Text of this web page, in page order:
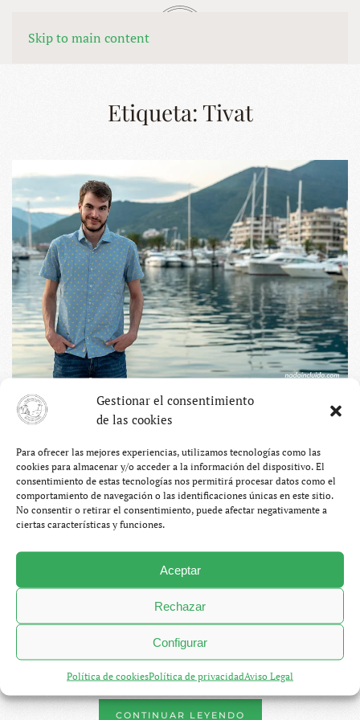
Gestionar el consentimiento
de las cookies
Para ofrecer las mejores experiencias, utilizamos tecnologías como las
cookies para almacenar y/o acceder a la información del dispositivo. El
consentimiento de estas tecnologías nos permitirá procesar datos como el
comportamiento de navegación o las identificaciones únicas en este sitio.
No consentir o retirar el consentimiento, puede afectar negativamente a
ciertas características y funciones.
Aceptar
Rechazar
Configurar
Política de cookiesPolítica de privacidadAviso Legal
Skip to main content
MENÚ
Etiqueta:Tivat
Porto Montenegro – Lujo
balcánico
MARZO 1, 2025
SERGIO OTEGUI PALACIOS
3 COMENTARIOS
MONTENEGRO
BALCÁNICO
Allí donde el Adriático se esconde entre montañas se
encuentra Porto Montenegro,uno de los lugares más
lujosos de la península de los Balcanes
cabida para superyates que quiere atraer a las grandes
fortunas a Montenegro. Y mientras los ricos llegan, los
turistas ya van amarrando sus anclas.
CONTINUAR LEYENDO